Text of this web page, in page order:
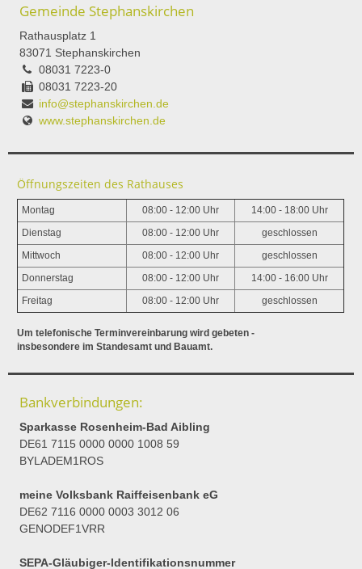
Gemeinde Stephanskirchen
Rathausplatz 1
83071 Stephanskirchen
08031 7223-0
08031 7223-20
info@stephanskirchen.de
www.stephanskirchen.de
Öffnungszeiten des Rathauses
Montag 08:00 - 12:00 Uhr 14:00 - 18:00 Uhr
Dienstag 08:00 - 12:00 Uhr geschlossen
Mittwoch 08:00 - 12:00 Uhr geschlossen
Donnerstag 08:00 - 12:00 Uhr 14:00 - 16:00 Uhr
Freitag 08:00 - 12:00 Uhr geschlossen
Um telefonische Terminvereinbarung wird gebeten -
insbesondere im Standesamt und Bauamt.
Bankverbindungen:
Sparkasse Rosenheim-Bad Aibling
DE61 7115 0000 0000 1008 59
BYLADEM1ROS
meine Volksbank Raiffeisenbank eG
DE62 7116 0000 0003 3012 06
GENODEF1VRR
SEPA-Gläubiger-Identifikationsnummer